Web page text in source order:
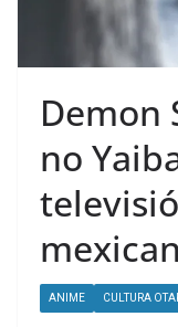
Demon
no
ANIME CULTURA